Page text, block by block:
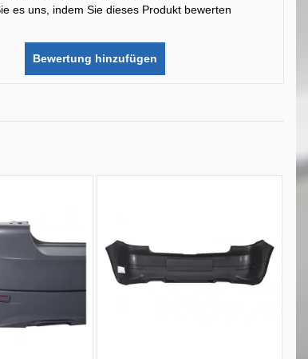
es uns, indem Sie dieses Produkt bewerten
Bewertung hinzufügen